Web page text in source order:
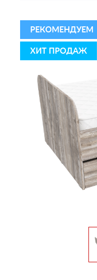
РЕКОМЕНДУЕМ
ХИТ ПРОДАЖ